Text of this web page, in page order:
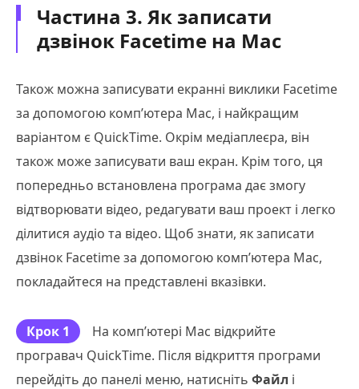
Частина 3. Як записати
дзвінок Facetime на Mac
Також можна записувати екранні виклики Facetime
за допомогою комп’ютера Mac, і найкращим
варіантом є QuickTime. Окрім медіаплеєра, він
також може записувати ваш екран. Крім того, ця
попередньо встановлена програма дає змогу
відтворювати відео, редагувати ваш проект і легко
ділитися аудіо та відео. Щоб знати, як записати
дзвінок Facetime за допомогою комп’ютера Mac,
покладайтеся на представлені вказівки.
Крок 1
На комп’ютері Mac відкрийте
програвач QuickTime. Після відкриття програми
перейдіть до панелі меню, натисніть Файл і